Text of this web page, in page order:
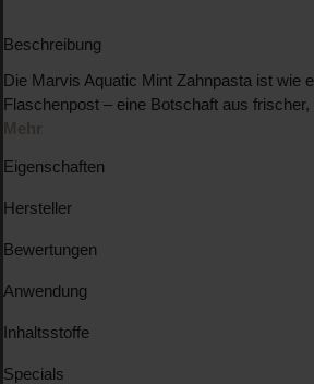
Beschreibung
Die Marvis Aquatic Mint Zahnpasta ist wie
Flaschenpost – eine Botschaft aus
Mehr
Eigenschaften
Hersteller
Bewertungen
Anwendung
Inhaltsstoffe
Specials